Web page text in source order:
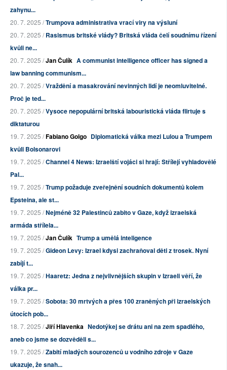
zahynu...
20. 7. 2025 /Trumpova administrativa vrací viry na výsluní
20. 7. 2025 /Rasismus britské vlády? Britská vláda čelí soudnímu řízení
kvůli ne...
20. 7. 2025 /Jan Čulík A communist intelligence officer has signed a
law banning communism...
20. 7. 2025 /Vraždění a masakrování nevinných lidí je neomluvitelné.
Proč je ted...
20. 7. 2025 /Vysoce nepopulární britská labouristická vláda flirtuje s
diktaturou
19. 7. 2025 /Fabiano Golgo Diplomatická válka mezi Lulou a Trumpem
kvůli Bolsonarovi
19. 7. 2025 /Channel 4 News: Izraelští vojáci si hrají: Střílejí vyhladovělé
Pal...
19. 7. 2025 /Trump požaduje zveřejnění soudních dokumentů kolem
Epsteina, ale st...
19. 7. 2025 /Nejméně 32 Palestinců zabito v Gaze, když izraelská
armáda střílela...
19. 7. 2025 /Jan Čulík Trump a umělá inteligence
19. 7. 2025 /Gideon Levy: Izrael kdysi zachraňoval děti z trosek. Nyní
zabíjí t...
19. 7. 2025 /Haaretz: Jedna z nejvlivnějších skupin v Izraeli věří, že
válka pr...
19. 7. 2025 /Sobota: 30 mrtvých a přes 100 zraněných při izraelských
útocích pob...
18. 7. 2025 /Jiří Hlavenka Nedotýkej se drátu ani na zem spadlého,
aneb co jsme se dozvěděli s...
19. 7. 2025 /Zabití mladých sourozenců u vodního zdroje v Gaze
ukazuje, že snah...